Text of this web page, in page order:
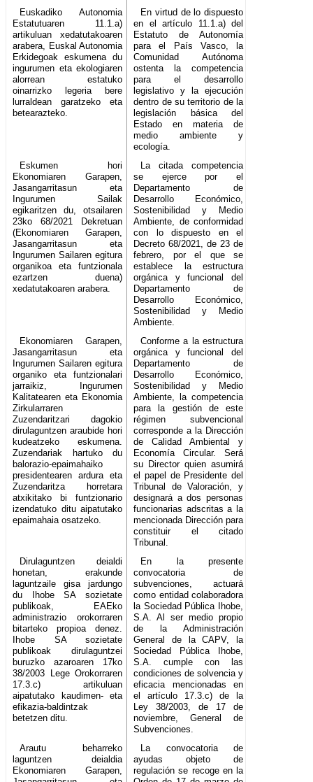
Euskadiko Autonomia
Estatutuaren 11.1.a)
artikuluan xedatutakoaren
arabera, Euskal Autonomia
Erkidegoak eskumena du
ingurumen eta ekologiaren
alorrean estatuko
oinarrizko legeria bere
lurraldean garatzeko eta
betearazteko.
En virtud de lo dispuesto
en el artículo 11.1.a) del
Estatuto de Autonomía
para el País Vasco, la
Comunidad Autónoma
ostenta la competencia
para el desarrollo
legislativo y la ejecución
dentro de su territorio de la
legislación básica del
Estado en materia de
medio ambiente y
ecología.
Eskumen hori
Ekonomiaren Garapen,
Jasangarritasun eta
Ingurumen Sailak
egikaritzen du, otsailaren
23ko 68/2021 Dekretuan
(Ekonomiaren Garapen,
Jasangarritasun eta
Ingurumen Sailaren egitura
organikoa eta funtzionala
ezartzen duena)
xedatutakoaren arabera.
La citada competencia
se ejerce por el
Departamento de
Desarrollo Económico,
Sostenibilidad y Medio
Ambiente, de conformidad
con lo dispuesto en el
Decreto 68/2021, de 23 de
febrero, por el que se
establece la estructura
orgánica y funcional del
Departamento de
Desarrollo Económico,
Sostenibilidad y Medio
Ambiente.
Ekonomiaren Garapen,
Jasangarritasun eta
Ingurumen Sailaren egitura
organiko eta funtzionalari
jarraikiz, Ingurumen
Kalitatearen eta Ekonomia
Zirkularraren
Zuzendaritzari dagokio
dirulaguntzen araubide hori
kudeatzeko eskumena.
Zuzendariak hartuko du
balorazio-epaimahaiko
presidentearen ardura eta
Zuzendaritza horretara
atxikitako bi funtzionario
izendatuko ditu aipatutako
epaimahaia osatzeko.
Conforme a la estructura
orgánica y funcional del
Departamento de
Desarrollo Económico,
Sostenibilidad y Medio
Ambiente, la competencia
para la gestión de este
régimen subvencional
corresponde a la Dirección
de Calidad Ambiental y
Economía Circular. Será
su Director quien asumirá
el papel de Presidente del
Tribunal de Valoración, y
designará a dos personas
funcionarias adscritas a la
mencionada Dirección para
constituir el citado
Tribunal.
Dirulaguntzen deialdi
honetan, erakunde
laguntzaile gisa jardungo
du Ihobe SA sozietate
publikoak, EAEko
administrazio orokorraren
bitarteko propioa denez.
Ihobe SA sozietate
publikoak dirulaguntzei
buruzko azaroaren 17ko
38/2003 Lege Orokorraren
17.3.c) artikuluan
aipatutako kaudimen- eta
efikazia-baldintzak
betetzen ditu.
En la presente
convocatoria de
subvenciones, actuará
como entidad colaboradora
la Sociedad Pública Ihobe,
S.A. Al ser medio propio
de la Administración
General de la CAPV, la
Sociedad Pública Ihobe,
S.A. cumple con las
condiciones de solvencia y
eficacia mencionadas en
el artículo 17.3.c) de la
Ley 38/2003, de 17 de
noviembre, General de
Subvenciones.
Arautu beharreko
laguntzen deialdia
Ekonomiaren Garapen,
La convocatoria de
ayudas objeto de
regulación se recoge en la